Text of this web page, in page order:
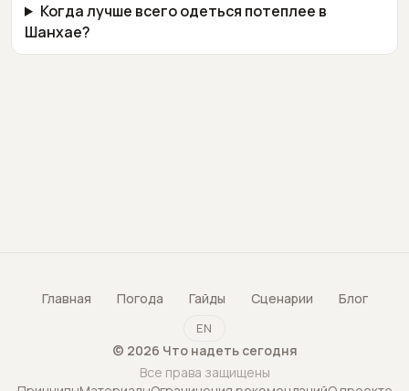
Когда лучше всего одеться потеплее в
Шанхае?
Главная Погода Гайды Сценарии Блог
EN
© 2026 Что надеть сегодня
Все права защищены